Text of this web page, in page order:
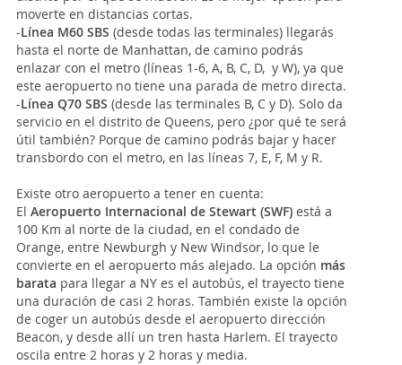
moverte en distancias cortas.
-Línea M60 SBS (desde todas las terminales) llegarás
hasta el norte de Manhattan, de camino podrás
enlazar con el metro (líneas 1-6, A, B, C, D, y W), ya que
este aeropuerto no tiene una parada de metro directa.
-Línea Q70 SBS (desde las terminales B, C y D). Solo da
servicio en el distrito de Queens, pero ¿por qué te será
útil también? Porque de camino podrás bajar y hacer
transbordo con el metro, en las líneas 7, E, F, M y R.
Existe otro aeropuerto a tener en cuenta:
El Aeropuerto Internacional de Stewart (SWF) está a
100 Km al norte de la ciudad, en el condado de
Orange, entre Newburgh y New Windsor, lo que le
convierte en el aeropuerto más alejado. La opción más
barata para llegar a NY es el autobús, el trayecto tiene
una duración de casi 2 horas. También existe la opción
de coger un autobús desde el aeropuerto dirección
Beacon, y desde allí un tren hasta Harlem. El trayecto
oscila entre 2 horas y 2 horas y media.